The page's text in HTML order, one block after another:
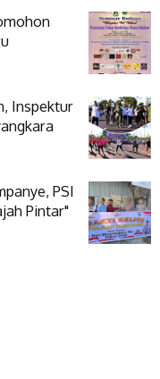
Inspektur
PSI
Pintar"